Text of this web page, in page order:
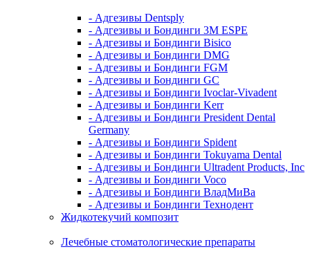
- Адгезивы Dentsply
- Адгезивы и Бондинги 3M ESPE
- Адгезивы и Бондинги Bisico
- Адгезивы и Бондинги DMG
- Адгезивы и Бондинги FGM
- Адгезивы и Бондинги GC
- Адгезивы и Бондинги Ivoclar-Vivadent
- Адгезивы и Бондинги Kerr
- Адгезивы и Бондинги President Dental
Germany
- Адгезивы и Бондинги Spident
- Адгезивы и Бондинги Tokuyama Dental
- Адгезивы и Бондинги Ultradent Products, Inc
- Адгезивы и Бондинги Voco
- Адгезивы и Бондинги ВладМиВа
- Адгезивы и Бондинги Технодент
Жидкотекучий композит
Лечебные стоматологические препараты